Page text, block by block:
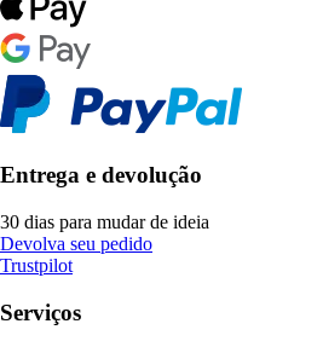
Entrega e devolução
30 dias para mudar de ideia
Devolva seu pedido
Trustpilot
Serviços